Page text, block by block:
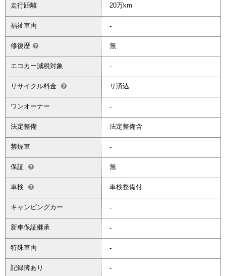
走行距離 20万km
福祉車両 -
修復歴 無
エコカー減税対象 -
リサイクル料金 リ済込
ワンオーナー -
法定整備 法定整備含
禁煙車 -
保証 無
車検 車検整備付
キャンピングカー -
新車保証継承 -
特殊車両 -
記録簿あり -